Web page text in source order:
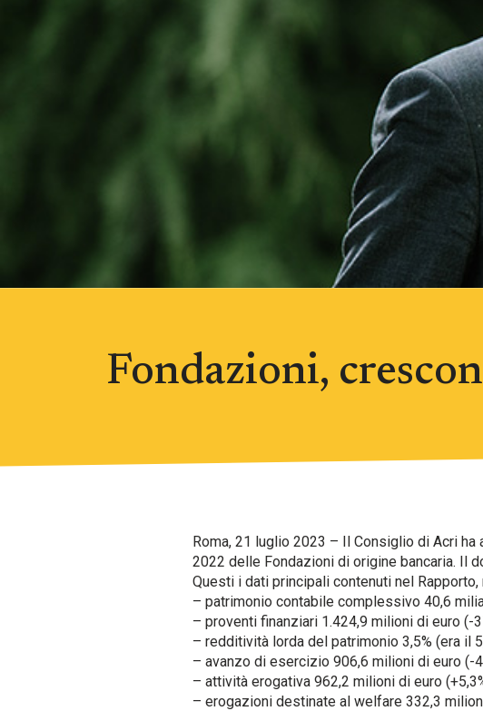
Fondazioni,
Roma, 21 luglio 2023 – Il Consiglio di Acri
2022 delle Fondazioni di origine bancaria. Il
Questi i dati principali contenuti nel
– patrimonio contabile complessivo 40,6
– proventi finanziari 1.424,9 milioni di euro (-
– redditività lorda del patrimonio 3,5% (era il
– avanzo di esercizio 906,6 milioni di euro (-
– attività erogativa 962,2 milioni di euro
– erogazioni destinate al welfare 332,3